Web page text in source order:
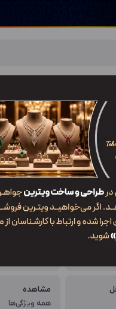
مشاهده
همه ویژگی‌ها